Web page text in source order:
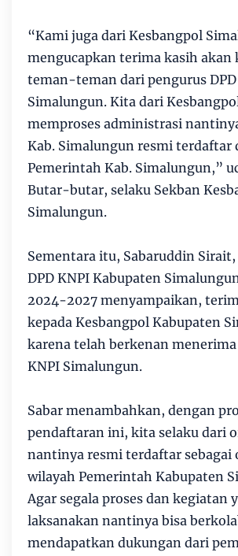
“Kami juga dari Kesbangpol
mengucapkan terima kasih akan
teman-teman dari pengurus DPD
Simalungun. Kita dari
memproses administrasi
Kab. Simalungun resmi terdaftar
Pemerintah Kab. Simalungun,”
Butar-butar, selaku Sekban
Simalungun.
Sementara itu, Sabaruddin
DPD KNPI Kabupaten
2024-2027 menyampaikan,
kepada Kesbangpol Kabupaten
karena telah berkenan
KNPI Simalungun.
Sabar menambahkan, dengan
pendaftaran ini, kita selaku dari
nantinya resmi terdaftar sebagai
wilayah Pemerintah Kabupaten
Agar segala proses dan kegiatan
laksanakan nantinya bisa
mendapatkan dukungan dari